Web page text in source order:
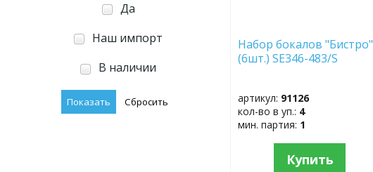
Да
Наш импорт
В наличии
Набор бокалов "Бистро"
(6шт.) SE346-483/S
артикул: 91126
кол-во в уп.: 4
мин. партия: 1
Купить